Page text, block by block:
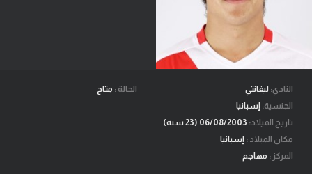
أخبار
مباريات
فانتازي في الجول
مسابقة التوقعات
فيديوهات
النادي: ليفانتي
الجنسية: إسبانيا
تاريخ الميلاد:
مكان الميلاد : إسبانيا
المركز : مهاجم
الحالة : متاح